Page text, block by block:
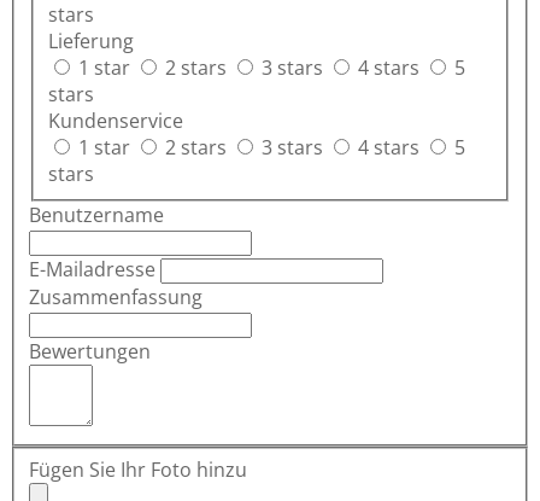
stars
Lieferung
1 star
2 stars 3 stars 4 stars
5
stars
Kundenservice
1 star
2 stars 3 stars 4 stars
5
stars
Benutzername
E-Mailadresse
Zusammenfassung
Bewertungen
Fügen Sie Ihr Foto hinzu